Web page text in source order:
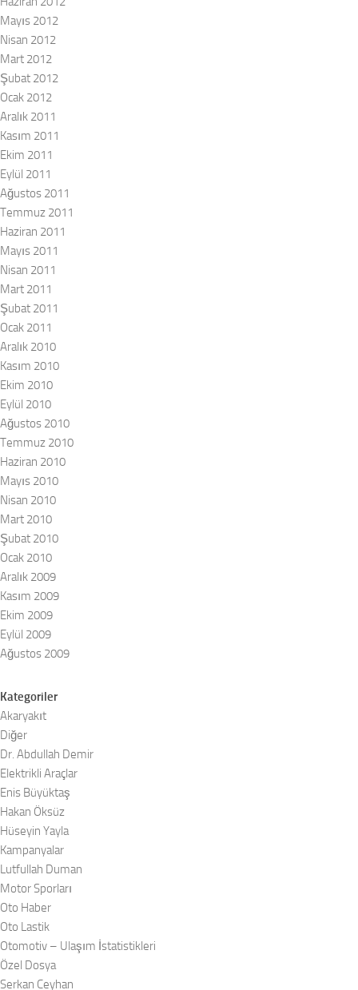
Mayıs 2012
Nisan 2012
Mart 2012
Şubat 2012
Ocak 2012
Aralık 2011
Kasım 2011
Ekim 2011
Eylül 2011
Ağustos 2011
Temmuz 2011
Haziran 2011
Mayıs 2011
Nisan 2011
Mart 2011
Şubat 2011
Ocak 2011
Aralık 2010
Kasım 2010
Ekim 2010
Eylül 2010
Ağustos 2010
Temmuz 2010
Haziran 2010
Mayıs 2010
Nisan 2010
Mart 2010
Şubat 2010
Ocak 2010
Aralık 2009
Kasım 2009
Ekim 2009
Eylül 2009
Ağustos 2009
Kategoriler
Akaryakıt
Diğer
Dr. Abdullah Demir
Elektrikli Araçlar
Enis Büyüktaş
Hakan Öksüz
Hüseyin Yayla
Kampanyalar
Lutfullah Duman
Motor Sporları
Oto Haber
Oto Lastik
Otomotiv – Ulaşım İstatistikleri
Özel Dosya
Serkan Ceyhan